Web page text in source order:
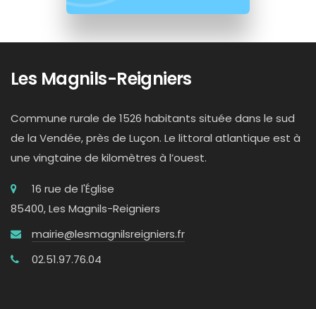
Les Magnils-Reigniers
Commune rurale de 1526 habitants située dans le sud
de la Vendée, près de Luçon. Le littoral atlantique est à
une vingtaine de kilomètres à l’ouest.
16 rue de l'Église
85400, Les Magnils-Reigniers
mairie@lesmagnilsreigniers.fr
02.51.97.76.04